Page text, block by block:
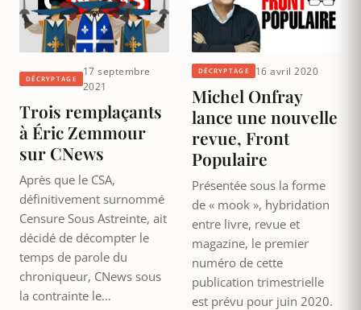
DÉCRYPTAGE
17 septembre
2021
Trois remplaçants
à Éric Zemmour
sur CNews
Après que le CSA,
définitivement surnommé
Censure Sous Astreinte, ait
décidé de décompter le
temps de parole du
chroniqueur, CNews sous
la contrainte le…
DÉCRYPTAGE 16 avril 2020
Michel Onfray
lance une nouvelle
revue, Front
Populaire
Présentée sous la forme
de « mook », hybridation
entre livre, revue et
magazine, le premier
numéro de cette
publication trimestrielle
est prévu pour juin 2020.